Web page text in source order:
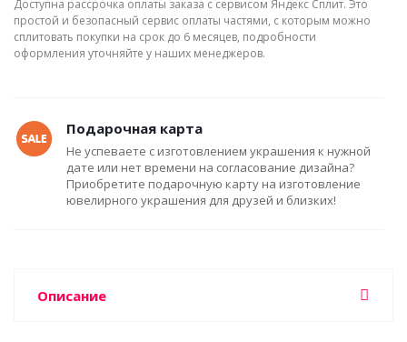
Доступна рассрочка оплаты заказа с сервисом Яндекс Сплит. Это
простой и безопасный сервис оплаты частями, с которым можно
сплитовать покупки на срок до 6 месяцев, подробности
оформления уточняйте у наших менеджеров.
Подарочная карта
Не успеваете с изготовлением украшения к нужной
дате или нет времени на согласование дизайна?
Приобретите подарочную карту на изготовление
ювелирного украшения для друзей и близких!
Описание